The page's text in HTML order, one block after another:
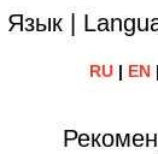
Язык |
RU| EN|